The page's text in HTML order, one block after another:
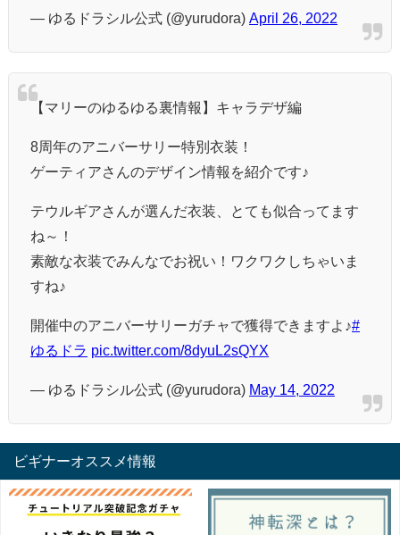
— ゆるドラシル公式 (@yurudora) April 26, 2022
【マリーのゆるゆる裏情報】キャラデザ編
8周年のアニバーサリー特別衣装！
ゲーティアさんのデザイン情報を紹介です♪
テウルギアさんが選んだ衣装、とても似合ってます
ね～！
素敵な衣装でみんなでお祝い！ワクワクしちゃいま
すね♪
開催中のアニバーサリーガチャで獲得できますよ♪#
ゆるドラ pic.twitter.com/8dyuL2sQYX
— ゆるドラシル公式 (@yurudora) May 14, 2022
ビギナーオススメ情報